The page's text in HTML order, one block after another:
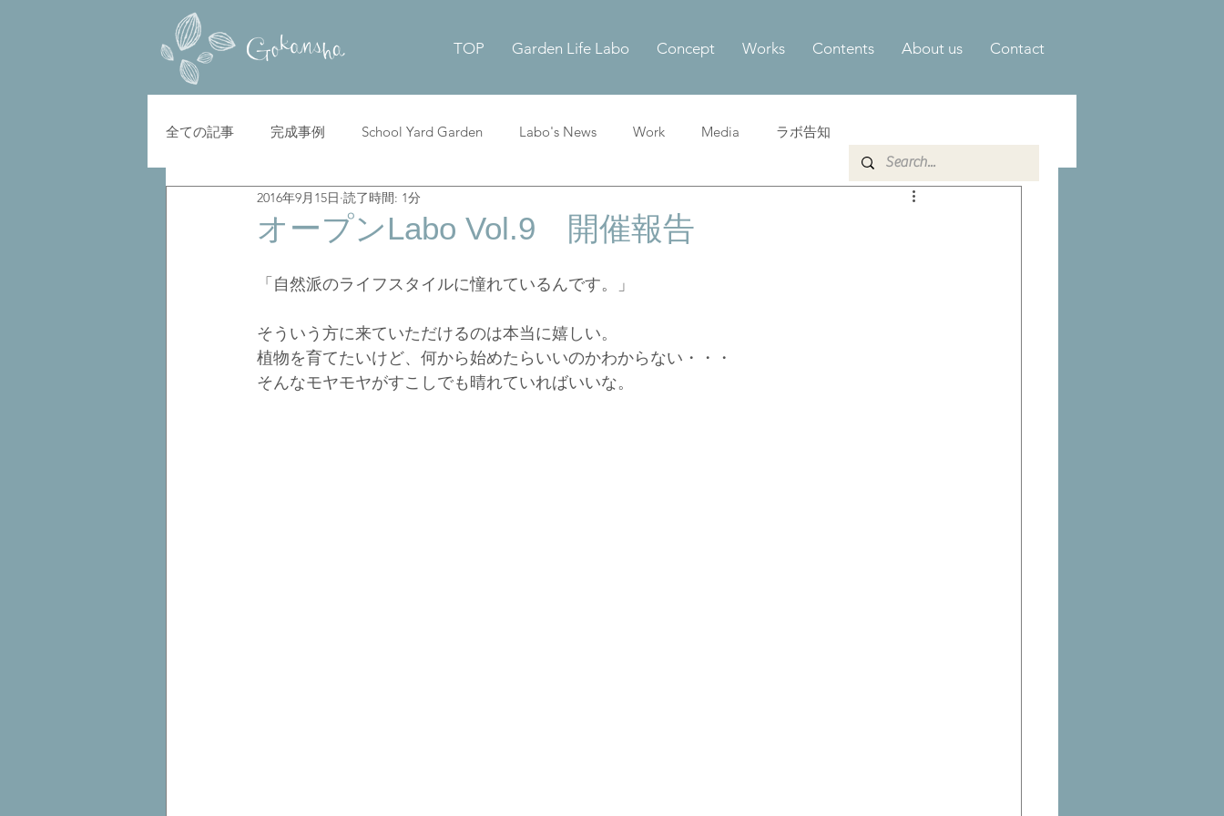
TOP Garden Life Labo Concept Works Contents About us Contact
全ての記事 完成事例 School Yard Garden Labo's News Work Media ラボ告知
オープンLabo Vol.9 開催報告
2016年9月15日 読了時間: 1分
「自然派のライフスタイルに憧れているんです。」
そういう方に来ていただけるのは本当に嬉しい。
植物を育てたいけど、何から始めたらいいのかわからない・・・
そんなモヤモヤがすこしでも晴れていればいいな。